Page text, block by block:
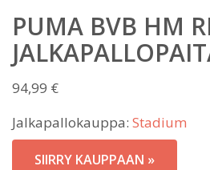
PUMA BVB HM
94,99 €
Jalkapallokauppa: Stadium
SIIRRY KAUPPAAN »